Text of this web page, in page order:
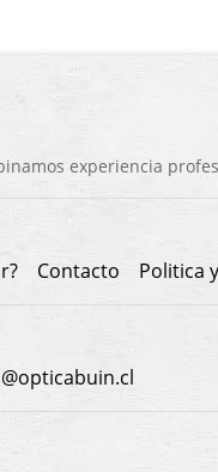
experiencia
Contacto Politica